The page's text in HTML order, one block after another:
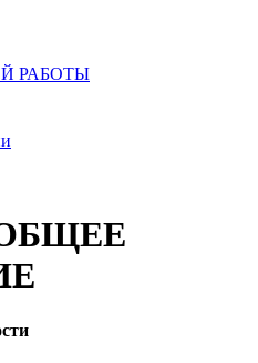
РАБОТЫ